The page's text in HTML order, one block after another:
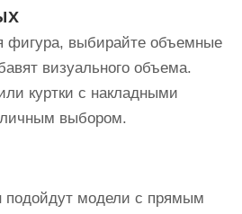
фигура, выбирайте объемные
визуального объема.
куртки с накладными
выбором.
модели с прямым